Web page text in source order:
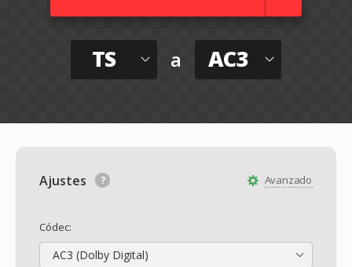
TS a AC3
Avanzado
Ajustes
Códec:
AC3 (Dolby Digital)